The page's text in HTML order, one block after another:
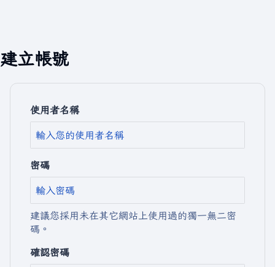
建立帳號
使用者名稱
密碼
建議您採用未在其它網站上使用過的獨一無二密
碼。
確認密碼